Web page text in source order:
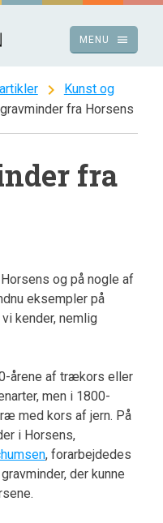
menu
MENU
chevron_right
Kunst og
fra Horsens
fra
og på nogle af
eksempler på
kender, nemlig
årene af trækors eller
men i 1800-
med kors af jern. På
i Horsens,
, forarbejdedes
der kunne